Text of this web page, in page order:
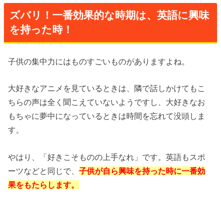
ズバリ！一番効果的な時期は、英語に興味
を持った時！
子供の集中力にはものすごいものがありますよね。
大好きなアニメを見ているときは、隣で話しかけてもこ
ちらの声は全く聞こえていないようですし、大好きなお
もちゃに夢中になっているときは時間を忘れて没頭しま
す。
やはり、「好きこそものの上手なれ」です。英語もスポ
ーツなどと同じで、子供が自ら興味を持った時に一番効
果をもたらします。